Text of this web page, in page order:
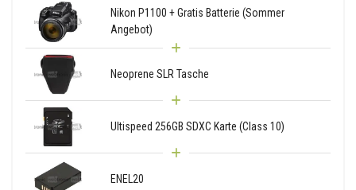
Nikon P1100 + Gratis Batterie (Sommer
Angebot)
Neoprene SLR Tasche
Ultispeed 256GB SDXC Karte (Class 10)
ENEL20